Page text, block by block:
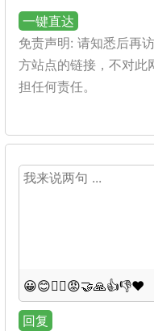
一键直达
免责声明: 请知悉后再
方站点的链接，不对此
担任何责任。
😀😊😵‍💫😡🤝🙏👍👎❤️
回复